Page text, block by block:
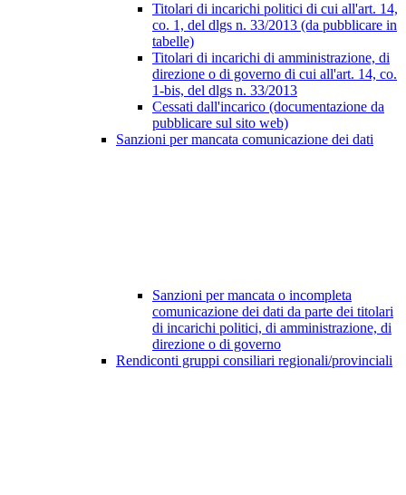
Titolari di incarichi politici di cui all'art. 14,
co. 1, del dlgs n. 33/2013 (da pubblicare in
tabelle)
Titolari di incarichi di amministrazione, di
direzione o di governo di cui all'art. 14, co.
1-bis, del dlgs n. 33/2013
Cessati dall'incarico (documentazione da
pubblicare sul sito web)
Sanzioni per mancata comunicazione dei dati
Sanzioni per mancata o incompleta
comunicazione dei dati da parte dei titolari
di incarichi politici, di amministrazione, di
direzione o di governo
Rendiconti gruppi consiliari regionali/provinciali